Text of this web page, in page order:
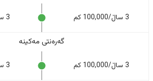
3 ساڵ/100,000 کم 3 ساڵ/100,000 کم
گەرەنتی مەکینە
3 ساڵ/100,000 کم 3 ساڵ/100,000 کم